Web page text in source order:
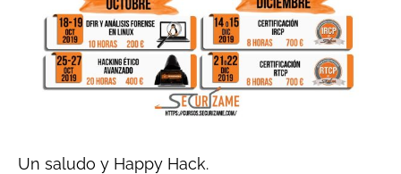
Un saludo y Happy Hack.